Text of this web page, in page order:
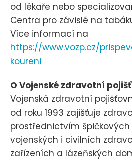
od lékaře nebo
Centra pro závislé na
Více informací na
https://www.vozp.cz/
koureni
O Vojenské zdravotní
Vojenská zdravotní
od roku 1993 zajišťuje
prostřednictvím
vojenských i civilních
zařízeních a lázeňských